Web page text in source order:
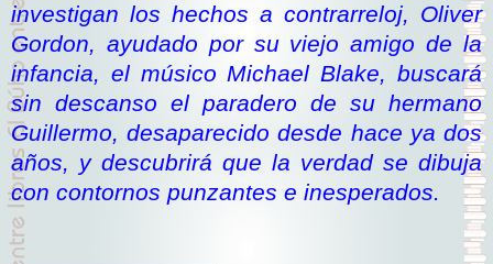
investigan los hechos a contrarreloj, Oliver
Gordon, ayudado por su viejo amigo de la
infancia, el músico Michael Blake, buscará
sin descanso el paradero de su hermano
Guillermo, desaparecido desde hace ya dos
años, y descubrirá que la verdad se dibuja
con contornos punzantes e inesperados.